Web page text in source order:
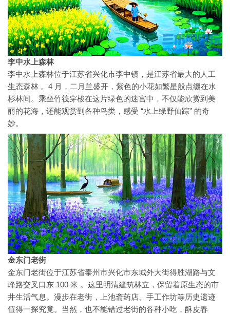
李中水上森林
李中水上森林位于江苏省兴化市李中镇，是江苏省最大的人工
生态森林 。4 月，二月兰盛开，紫色的小花如繁星般点缀在水
杉林间。乘坐竹筏穿梭在这片绿色的迷宫中，不仅能欣赏到美
丽的花海，还能观赏到各种鸟类，感受 “水上绿野仙踪” 的奇
妙。
金东门老街
金东门老街位于江苏省泰州市兴化市东城外大街得胜湖路与文
峰路交叉口东 100 米 。这里明清建筑林立，保留着原生态的市
井生活气息。漫步在老街，上池斋药店、手工作坊等历史遗迹
值得一探究竟。当然，也不能错过老街的各种小吃，酥皮春